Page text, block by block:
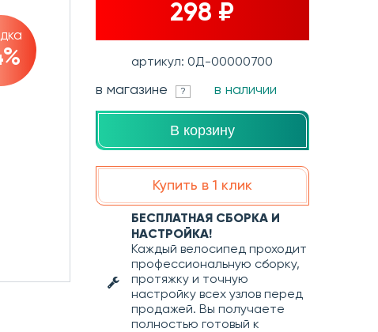
298 ₽
артикул: 0Д-00000700
в магазине ? в наличии
В корзину
Купить в 1 клик
БЕСПЛАТНАЯ СБОРКА И
НАСТРОЙКА!
Каждый велосипед проходит
профессиональную сборку,
протяжку и точную
настройку всех узлов перед
продажей. Вы получаете
полностью готовый к